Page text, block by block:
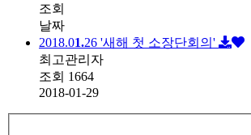
조회
날짜
2018.01.26 '새해 첫 소장단회의'
최고관리자
조회 1664
2018-01-29